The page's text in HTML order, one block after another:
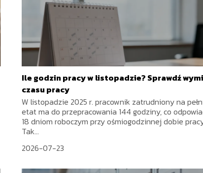
Ile godzin pracy w listopadzie? Sprawdź
czasu pracy
W listopadzie 2025 r. pracownik zatrudniony na
etat ma do przepracowania 144 godziny, co
18 dniom roboczym przy ośmiogodzinnej dobie
Tak...
2026-07-23